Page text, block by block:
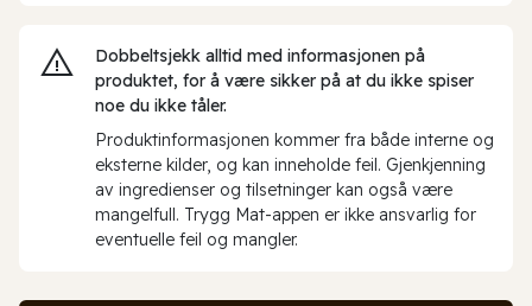
Dobbeltsjekk alltid med informasjonen på
produktet, for å være sikker på at du ikke spiser
noe du ikke tåler.
Produktinformasjonen kommer fra både interne og
eksterne kilder, og kan inneholde feil. Gjenkjenning
av ingredienser og tilsetninger kan også være
mangelfull. Trygg Mat-appen er ikke ansvarlig for
eventuelle feil og mangler.